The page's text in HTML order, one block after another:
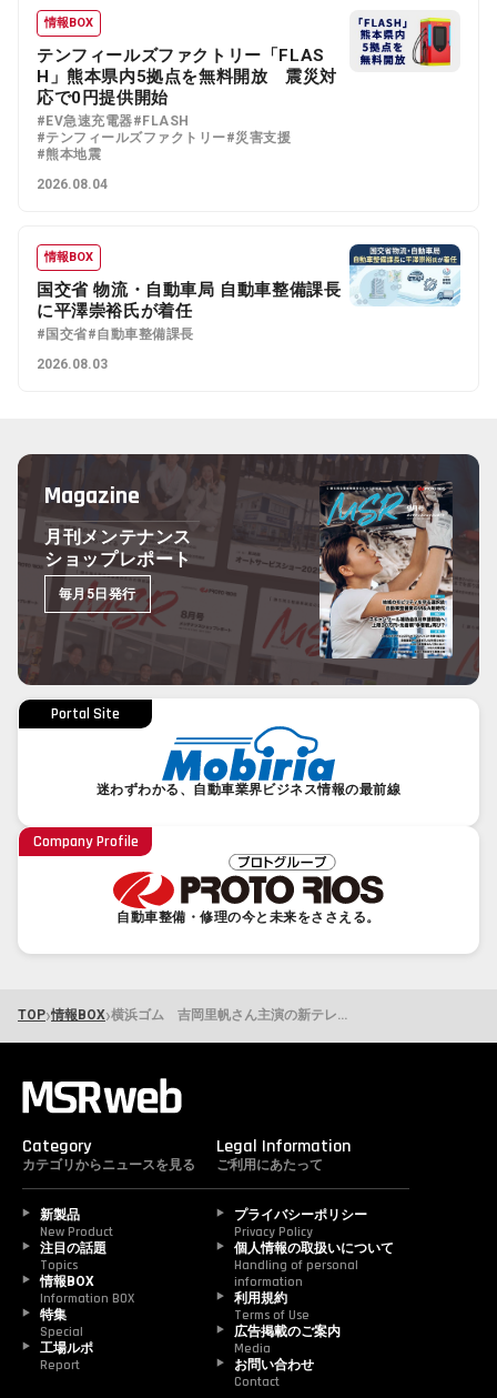
情報BOX
テンフィールズファクトリー「FLAS
H」熊本県内5拠点を無料開放 震災対
応で0円提供開始
#EV急速充電器#FLASH
#テンフィールズファクトリー#災害支援
#熊本地震
2026.08.04
情報BOX
国交省 物流・自動車局 自動車整備課長
に平澤崇裕氏が着任
#国交省#自動車整備課長
2026.08.03
Magazine
月刊メンテナンス
ショップレポート
毎月5日発行
Portal Site
迷わずわかる、自動車業界ビジネス情報の最前線
Company Profile
自動車整備・修理の今と未来をささえる。
TOP›情報BOX› 横浜ゴム 吉岡里帆さん主演の新テレビCMを公開
Category
カテゴリからニュースを見る
新製品
New Product
注目の話題
Topics
情報BOX
Information BOX
特集
Special
工場ルポ
Report
Legal Information
ご利用にあたって
プライバシーポリシー
Privacy Policy
個人情報の取扱いについて
Handling of personal
information
利用規約
Terms of Use
広告掲載のご案内
Media
お問い合わせ
Contact